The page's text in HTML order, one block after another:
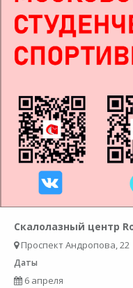
Скалолазный центр
Проспект Андропова, 22
Даты
6 апреля